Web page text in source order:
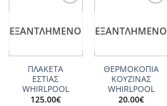
ΕΞΑΝΤΛΗΜΈΝΟ
ΠΛΑΚΕΤΑ
ΕΣΤΙΑΣ
WHIRLPOOL
125.00€
ΕΞΑΝΤΛΗΜΈΝΟ
ΘΕΡΜΟΚΟΠΙΑ
ΚΟΥΖΙΝΑΣ
WHIRLPOOL
20.00€